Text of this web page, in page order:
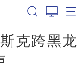
克跨黑龙